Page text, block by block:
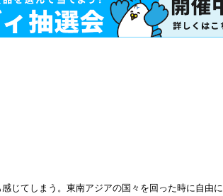
じてしまう。東南アジアの国々を回った時に自由に